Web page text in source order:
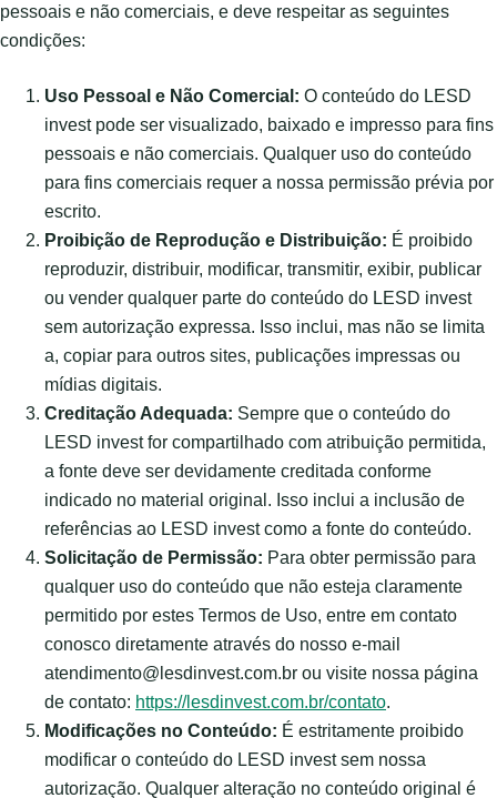
pessoais e não comerciais, e deve respeitar as seguintes
condições:
Uso Pessoal e Não Comercial: O conteúdo do LESD
invest pode ser visualizado, baixado e impresso para fins
pessoais e não comerciais. Qualquer uso do conteúdo
para fins comerciais requer a nossa permissão prévia por
escrito.
Proibição de Reprodução e Distribuição: É proibido
reproduzir, distribuir, modificar, transmitir, exibir, publicar
ou vender qualquer parte do conteúdo do LESD invest
sem autorização expressa. Isso inclui, mas não se limita
a, copiar para outros sites, publicações impressas ou
mídias digitais.
Creditação Adequada: Sempre que o conteúdo do
LESD invest for compartilhado com atribuição permitida,
a fonte deve ser devidamente creditada conforme
indicado no material original. Isso inclui a inclusão de
referências ao LESD invest como a fonte do conteúdo.
Solicitação de Permissão: Para obter permissão para
qualquer uso do conteúdo que não esteja claramente
permitido por estes Termos de Uso, entre em contato
conosco diretamente através do nosso e-mail
atendimento@lesdinvest.com.br ou visite nossa página
de contato: https://lesdinvest.com.br/contato.
Modificações no Conteúdo: É estritamente proibido
modificar o conteúdo do LESD invest sem nossa
autorização. Qualquer alteração no conteúdo original é